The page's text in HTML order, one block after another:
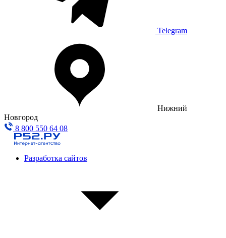
Telegram
Нижний
Новгород
8 800 550 64 08
Разработка сайтов